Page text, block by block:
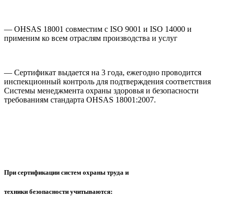
— OHSAS 18001 совместим с ISO 9001 и ISO 14000 и
применим ко всем отраслям производства и услуг
— Сертификат выдается на 3 года, ежегодно проводится
инспекционный контроль для подтверждения соответствия
Системы менеджмента охраны здоровья и безопасности
требованиям стандарта OHSAS 18001:2007.
При сертификации систем охраны труда и
техники безопасности учитываются: